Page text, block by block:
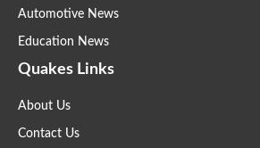
Automotive News
Education News
Quakes Links
About Us
Contact Us